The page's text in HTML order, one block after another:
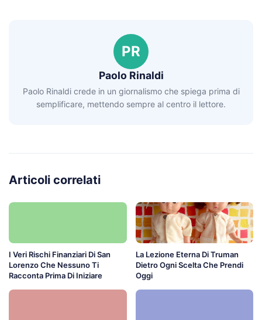
PR
Paolo Rinaldi
Paolo Rinaldi crede in un giornalismo che spiega prima di
semplificare, mettendo sempre al centro il lettore.
Articoli correlati
I Veri Rischi Finanziari Di San
Lorenzo Che Nessuno Ti
Racconta Prima Di Iniziare
La Lezione Eterna Di Truman
Dietro Ogni Scelta Che Prendi
Oggi